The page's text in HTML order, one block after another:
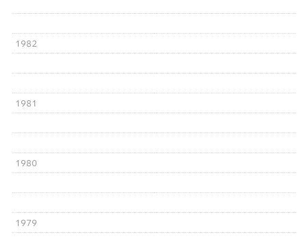
1982
1981
1980
1979